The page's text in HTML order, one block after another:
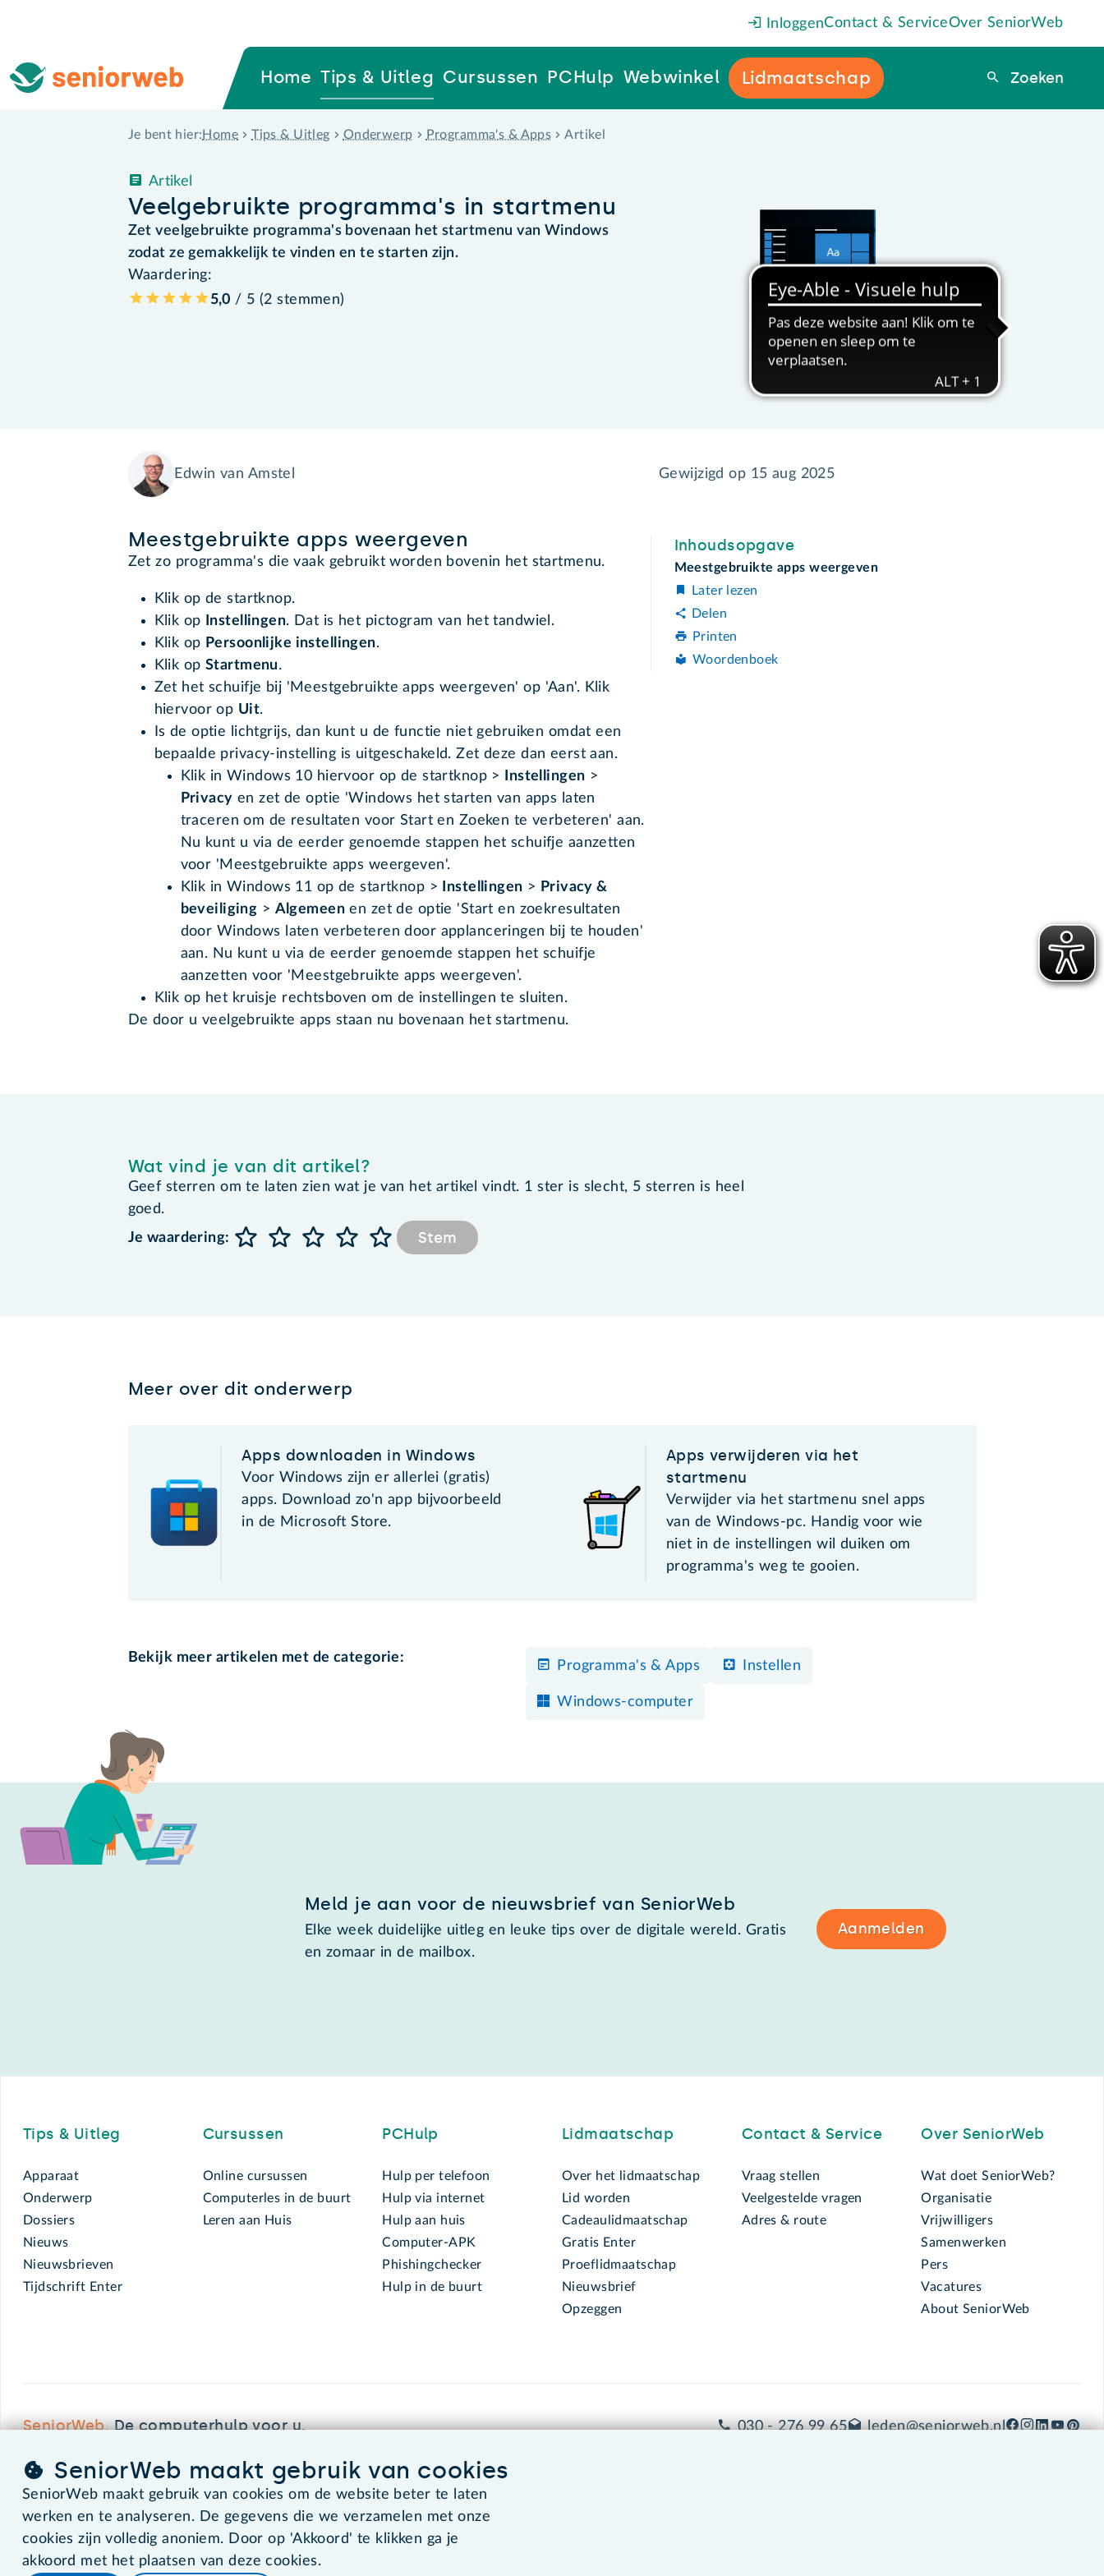
InloggenContact & ServiceOver SeniorWeb
Home Tips & Uitleg Cursussen PCHulp Webwinkel Lidmaatschap Zoeken
Zoeken
Je bent hier: Home Tips & Uitleg Onderwerp Programma's & Apps Artikel
Veelgebruikte programma's in startmenu
Artikel
Zet veelgebruikte programma's bovenaan het startmenu van Windows
zodat ze gemakkelijk te vinden en te starten zijn.
Waardering:
5,0 / 5 (2 stemmen)
Edwin van Amstel Gewijzigd op 15 aug 2025
Meestgebruikte apps weergeven
Zet zo programma's die vaak gebruikt worden bovenin het startmenu.
Klik op de startknop.
Klik op
Instellingen. Dat is het pictogram van het tandwiel.
Klik op Persoonlijke instellingen.
Klik op Startmenu.
Zet het schuifje bij 'Meestgebruikte apps weergeven' op 'Aan'. Klik
hiervoor op Uit.
Is de optie lichtgrijs, dan kunt u de functie niet gebruiken omdat een
bepaalde privacy-instelling is uitgeschakeld. Zet deze dan eerst aan.
Klik in Windows 10 hiervoor op de startknop > Instellingen >
Privacy en zet de optie 'Windows het starten van apps laten
traceren om de resultaten voor Start en Zoeken te verbeteren' aan.
Nu kunt u via de eerder genoemde stappen het schuifje aanzetten
voor 'Meestgebruikte apps weergeven'.
Klik in Windows 11 op de startknop >
Instellingen > Privacy &
beveiliging > Algemeenen zet de optie 'Start en zoekresultaten
door Windows laten verbeteren door applanceringen bij te houden'
aan. Nu kunt u via de eerder genoemde stappen het schuifje
aanzetten voor 'Meestgebruikte apps weergeven'.
Klik op het kruisje rechtsboven om de instellingen te sluiten.
De door u veelgebruikte apps staan nu bovenaan het startmenu.
Inhoudsopgave
Meestgebruikte apps weergeven
Later lezen
Delen
Printen
Woordenboek
Wat vind je van dit artikel?
Geef sterren om te laten zien wat je van het artikel vindt. 1 ster is slecht, 5 sterren is heel
goed.
Je waardering:
Stem
Meer over dit onderwerp
Apps downloaden in Windows
Voor Windows zijn er allerlei (gratis)
apps. Download zo'n app bijvoorbeeld
in de Microsoft Store.
Apps verwijderen via het
startmenu
Verwijder via het startmenu snel apps
van de Windows-pc. Handig voor wie
niet in de instellingen wil duiken om
programma's weg te gooien.
Bekijk meer artikelen met de categorie:
Programma's & Apps Instellen
Windows-computer
Meld je aan voor de nieuwsbrief van SeniorWeb
Elke week duidelijke uitleg en leuke tips over de digitale wereld. Gratis
en zomaar in de mailbox.
Aanmelden
Tips & Uitleg
Apparaat
Onderwerp
Dossiers
Nieuws
Nieuwsbrieven
Tijdschrift Enter
Cursussen
Online cursussen
Computerles in de buurt
Leren aan Huis
PCHulp
Hulp per telefoon
Hulp via internet
Hulp aan huis
Computer-APK
Phishingchecker
Hulp in de buurt
Lidmaatschap
Over het lidmaatschap
Lid worden
Cadeaulidmaatschap
Gratis Enter
Proeflidmaatschap
Nieuwsbrief
Opzeggen
Contact & Service
Vraag stellen
Veelgestelde vragen
Adres & route
Over SeniorWeb
Wat doet SeniorWeb?
Organisatie
Vrijwilligers
Samenwerken
Pers
Vacatures
About SeniorWeb
SeniorWeb.De computerhulp voor u. 030 - 276 99 65 leden@seniorweb.nl
©2026 SeniorWeb
SeniorWeb maakt gebruik van cookies
SeniorWeb maakt gebruik van cookies om de website beter te laten
werken en te analyseren. De gegevens die we verzamelen met onze
cookies zijn volledig anoniem. Door op 'Akkoord' te klikken ga je
akkoord met het plaatsen van deze cookies.